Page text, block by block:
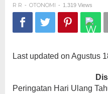
R R - OTONOMI - 1.319 Views
Last updated on Agustus
Peringatan Hari Ulang